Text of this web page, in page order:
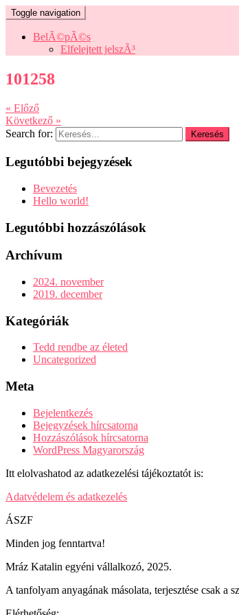
Toggle navigation
BelÃ©pÃ©s
Elfelejtett jelszÃ³
101258
« Előző
Következő »
Search for:
Legutóbbi bejegyzések
Bevezetés
Hello world!
Legutóbbi hozzászólások
Archívum
2024. november
2019. december
Kategóriák
Tedd rendbe az életed
Uncategorized
Meta
Bejelentkezés
Bejegyzések hírcsatorna
Hozzászólások hírcsatorna
WordPress Magyarország
Itt elolvashatod az adatkezelési tájékoztatót is:
Adatvédelem és adatkezelés
ÁSZF
Minden jog fenntartva!
Mráz Katalin egyéni vállalkozó, 2025.
A tanfolyam anyagának másolata, terjesztése csak a